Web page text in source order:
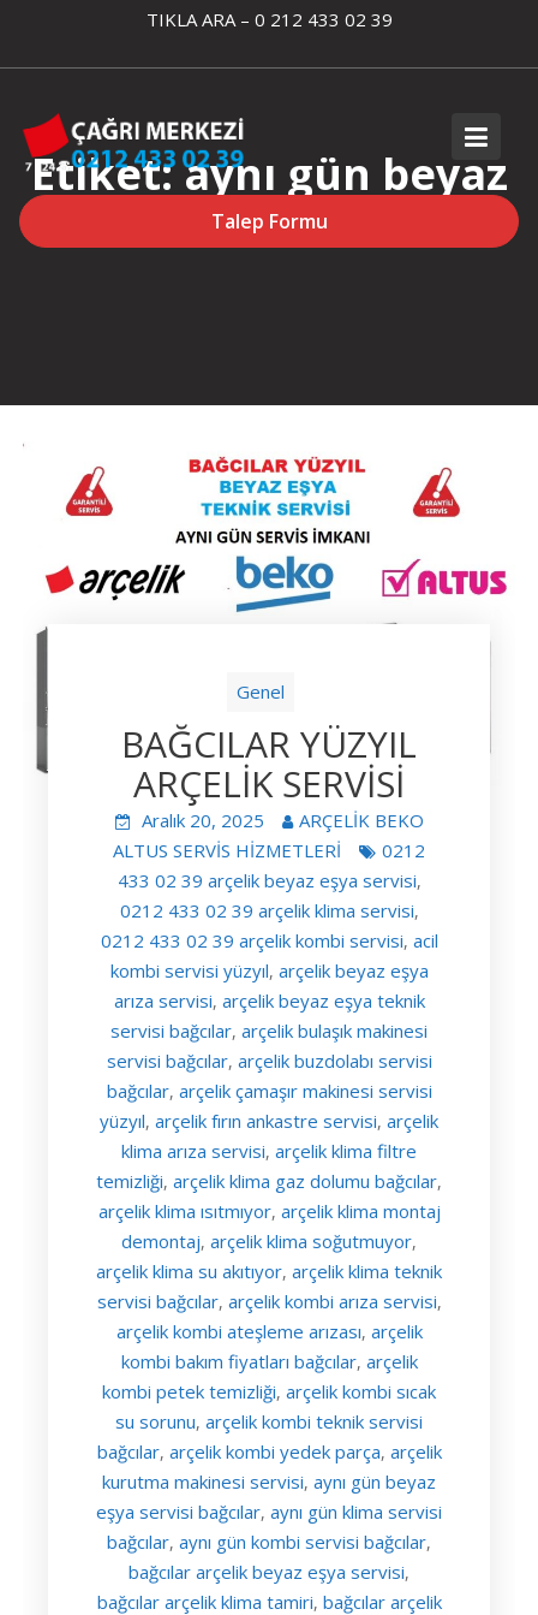
content
TIKLA ARA – 0 212 433 02 39
Talep Formu
Etiket:aynı gün beyaz
eşya servisi bağcılar
Genel
BAĞCILAR YÜZYIL
ARÇELİK SERVİSİ
Aralık 20, 2025
ARÇELİK BEKO
ALTUS SERVİS HİZMETLERİ
0212
433 02 39 arçelik beyaz eşya servisi,
0212 433 02 39 arçelik klima servisi,
0212 433 02 39 arçelik kombi servisi, acil
kombi servisi yüzyıl, arçelik beyaz eşya
arıza servisi, arçelik beyaz eşya teknik
servisi bağcılar, arçelik bulaşık makinesi
servisi bağcılar, arçelik buzdolabı servisi
bağcılar, arçelik çamaşır makinesi servisi
yüzyıl, arçelik fırın ankastre servisi, arçelik
klima arıza servisi, arçelik klima filtre
temizliği, arçelik klima gaz dolumu bağcılar,
arçelik klima ısıtmıyor, arçelik klima montaj
demontaj, arçelik klima soğutmuyor,
arçelik klima su akıtıyor, arçelik klima teknik
servisi bağcılar, arçelik kombi arıza servisi,
arçelik kombi ateşleme arızası, arçelik
kombi bakım fiyatları bağcılar, arçelik
kombi petek temizliği, arçelik kombi sıcak
su sorunu, arçelik kombi teknik servisi
bağcılar, arçelik kombi yedek parça, arçelik
kurutma makinesi servisi, aynı gün beyaz
eşya servisi bağcılar, aynı gün klima servisi
bağcılar, aynı gün kombi servisi bağcılar,
bağcılar arçelik beyaz eşya servisi,
bağcılar arçelik klima tamiri, bağcılar arçelik